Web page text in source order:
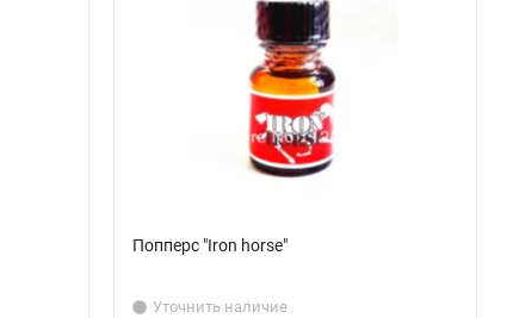
Попперс "Iron horse"
Уточнить наличие